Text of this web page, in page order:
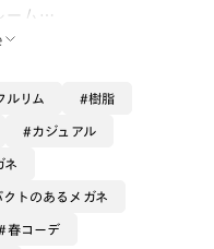
ム
。
い、目尻が短めのウェ
う、メタルのブリッジ
ルリム 樹脂
カジュアル
ネ
クトのあるメガネ
春コーデ